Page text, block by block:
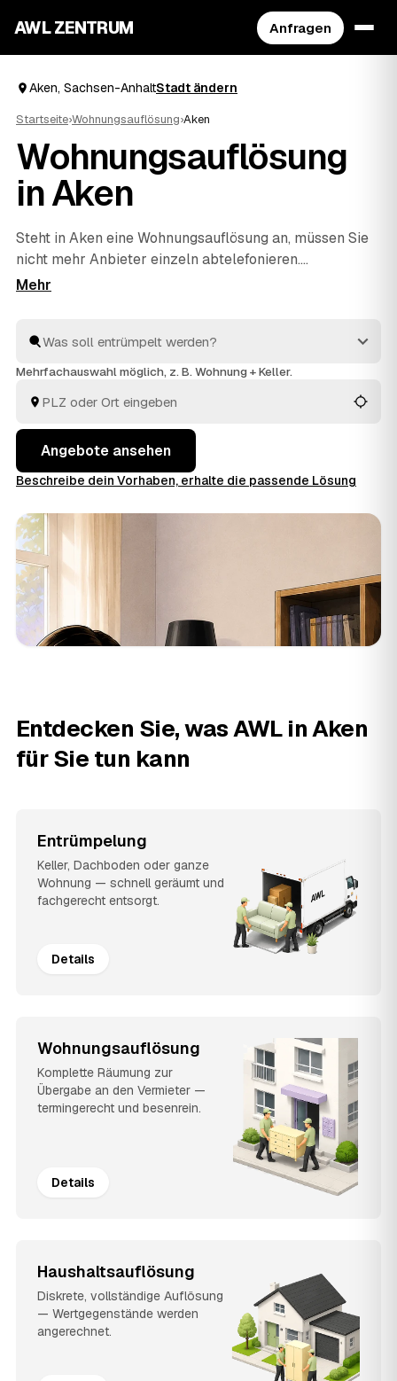
AWL ZENTRUM Anfragen
Aken, Sachsen-AnhaltStadt ändern
Startseite›Wohnungsauflösung›Aken
Wohnungsauflösung
in Aken
Steht in Aken eine Wohnungsauflösung an, müssen Sie
nicht mehr Anbieter einzeln abtelefonieren.
Beschreiben Sie in wenigen Klicks, was raus soll, und
die Profis räumen komplett, übergeben besenrein und
entsorgen alles fachgerecht. So vergleichen Sie in Ruhe
Anhalt am besten passt.
Mehrfachauswahl möglich, z. B. Wohnung + Keller.
Angebote ansehen
Beschreibe dein Vorhaben, erhalte die passende Lösung
Entdecken Sie, was AWL in Aken
für Sie tun kann
Entrümpelung
Keller, Dachboden oder ganze
Wohnung — schnell geräumt und
fachgerecht entsorgt.
Details
Wohnungsauflösung
Komplette Räumung zur
Übergabe an den Vermieter —
termingerecht und besenrein.
Details
Haushaltsauflösung
Diskrete, vollständige Auflösung
— Wertgegenstände werden
angerechnet.